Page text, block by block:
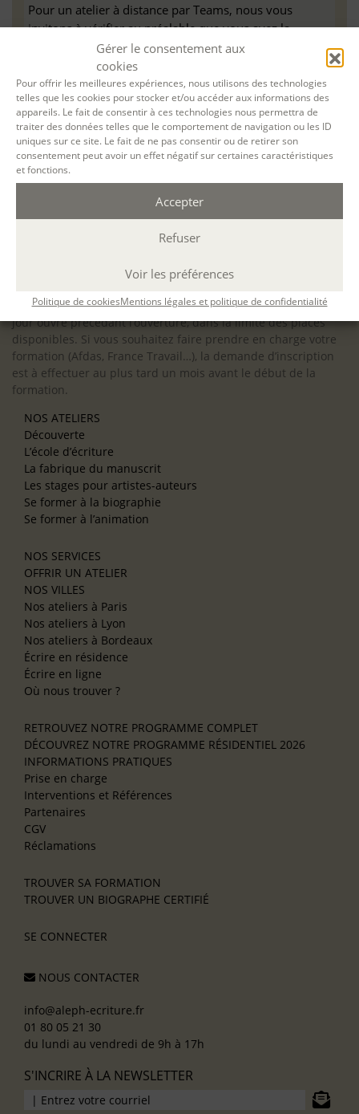
Gérer le consentement aux
cookies
Pour offrir les meilleures expériences, nous utilisons des technologies
telles que les cookies pour stocker et/ou accéder aux informations des
appareils. Le fait de consentir à ces technologies nous permettra de
traiter des données telles que le comportement de navigation ou les ID
uniques sur ce site. Le fait de ne pas consentir ou de retirer son
consentement peut avoir un effet négatif sur certaines caractéristiques
et fonctions.
Accepter
Refuser
Voir les préférences
Politique de cookiesMentions légales et politique de confidentialité
Pour un atelier à distance par Teams, nous vous
invitons à vérifier au préalable que vous avez la
configuration minimale requise pour pouvoir travailler
dans les meilleures conditions : Configuration
matérielle requise pourMicrosoft Teams | Microsoft
Learn
Accessibilité : ALEPH-ÉCRITURE est sensible à l’inclusion des
personnes en situation de handicap. Si vous avez besoin
d’un aménagement spécifique de programme, n’hésitez pas
à nous contacter en amont de votre inscription afin
supports, accessibilité de nos salles).
inscriptions à nos activités sont ouvertes jusqu’au dernier
jour ouvré précédant l’ouverture, dans la limite des places
disponibles. Si vous souhaitez faire prendre en charge votre
formation (Afdas, France Travail…), la demande d’inscription
est à effectuer au plus tard un mois avant le début de la
formation.
NOS ATELIERS
Découverte
L’école d’écriture
La fabrique du manuscrit
Les stages pour artistes-auteurs
Se former à la biographie
Se former à l’animation
NOS SERVICES
OFFRIR UN ATELIER
NOS VILLES
Nos ateliers à Paris
Nos ateliers à Lyon
Nos ateliers à Bordeaux
Écrire en résidence
Écrire en ligne
Où nous trouver ?
RETROUVEZ NOTRE PROGRAMME COMPLET
DÉCOUVREZ NOTRE PROGRAMME RÉSIDENTIEL 2026
INFORMATIONS PRATIQUES
Prise en charge
Interventions et Références
Partenaires
CGV
Réclamations
TROUVER SA FORMATION
TROUVER UN BIOGRAPHE CERTIFIÉ
SE CONNECTER
NOUS CONTACTER
info@aleph-ecriture.fr
01 80 05 21 30
du lundi au vendredi de 9h à 17h
S'INCRIRE À LA NEWSLETTER